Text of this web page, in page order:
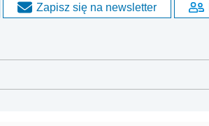
Zapisz się na newsletter